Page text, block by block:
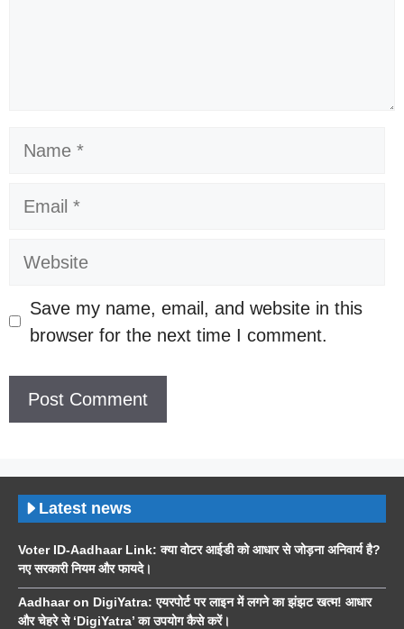
Name
Email
Website
Save my name, email, and website in this
browser for the next time I comment.
Latest news
Voter ID-Aadhaar Link: क्या वोटर आईडी को आधार से जोड़ना अनिवार्य है?
नए सरकारी नियम और फायदे।
Aadhaar on DigiYatra: एयरपोर्ट पर लाइन में लगने का झंझट खत्म! आधार
और चेहरे से ‘DigiYatra’ का उपयोग कैसे करें।